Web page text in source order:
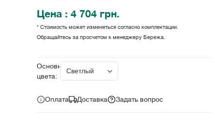
Цена : 4 704 грн.
* Стоимость может изменяться согласно комплектации.
Обращайтесь за просчетом к менеджеру Бережа.
Основные
цвета:
Оплата Доставка Задать вопрос